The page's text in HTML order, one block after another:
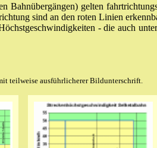
gelten
sind an den roten Linien
- die auch
teilweise ausführlicherer Bildunterschrift.